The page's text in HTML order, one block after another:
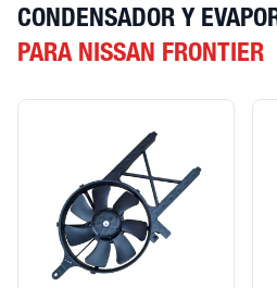
CONDENSADOR Y
PARA NISSAN FRONTIER